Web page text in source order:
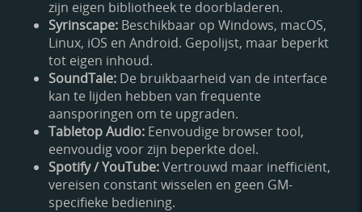
zijn eigen bibliotheek te doorbladeren.
Syrinscape: Beschikbaar op Windows, macOS,
Linux, iOS en Android. Gepolijst, maar beperkt
tot eigen inhoud.
SoundTale: De bruikbaarheid van de interface
kan te lijden hebben van frequente
aansporingen om te upgraden.
Tabletop Audio: Eenvoudige browser tool,
eenvoudig voor zijn beperkte doel.
Spotify / YouTube:Vertrouwd maar inefficiënt,
vereisen constant wisselen en geen GM-
specifieke bediening.